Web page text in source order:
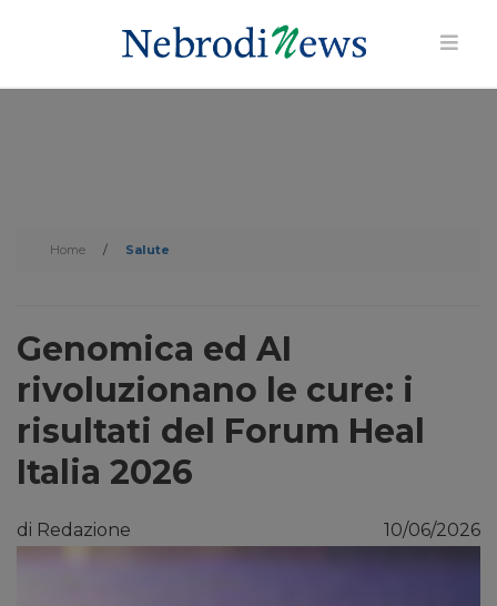
Home / Salute
Genomica ed AI
rivoluzionano le cure: i
risultati del Forum Heal
Italia 2026
di Redazione 10/06/2026